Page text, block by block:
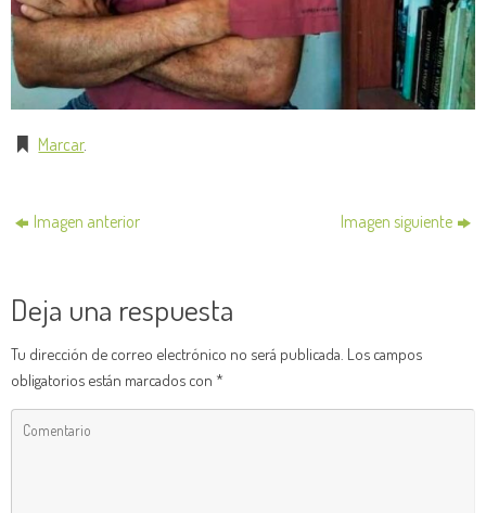
Marcar.
Imagen anterior Imagen siguiente
Deja una respuesta
Tu dirección de correo electrónico no será publicada. Los campos
obligatorios están marcados con *